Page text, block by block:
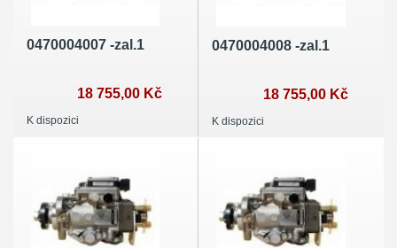
0470004007 -zal.1
18 755,00 Kč
K dispozici
0470004008 -zal.1
18 755,00 Kč
K dispozici